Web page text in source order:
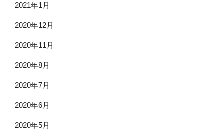
2021年1月
2020年12月
2020年11月
2020年8月
2020年7月
2020年6月
2020年5月